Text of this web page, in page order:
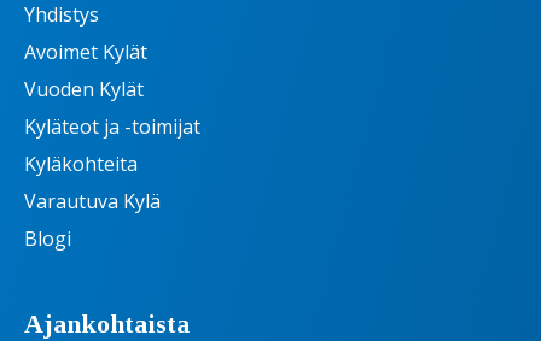
Yhdistys
Avoimet Kylät
Vuoden Kylät
Kyläteot ja -toimijat
Kyläkohteita
Varautuva Kylä
Blogi
Ajankohtaista